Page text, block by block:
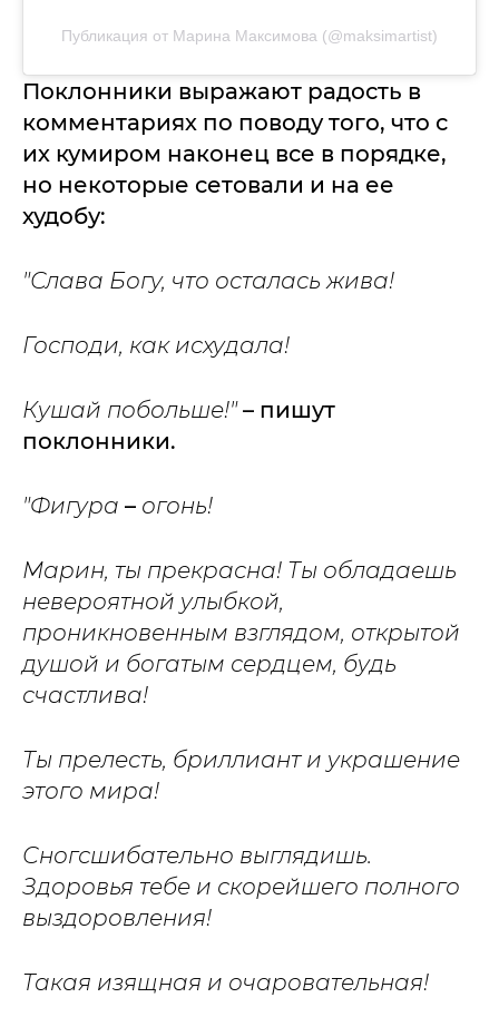
Публикация от Марина Максимова (@maksimartist)
Поклонники выражают радость в
комментариях по поводу того, что с
их кумиром наконец все в порядке,
но некоторые сетовали и на ее
худобу:
"Слава Богу, что осталась жива!
Господи, как исхудала!
Кушай побольше!"– пишут
поклонники.
"Фигура – огонь!
Марин, ты прекрасна! Ты обладаешь
невероятной улыбкой,
проникновенным взглядом, открытой
душой и богатым сердцем, будь
счастлива!
Ты прелесть, бриллиант и украшение
этого мира!
Сногсшибательно выглядишь.
Здоровья тебе и скорейшего полного
выздоровления!
Такая изящная и очаровательная!